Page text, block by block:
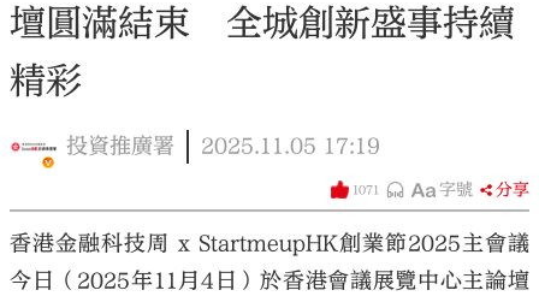
壇圓滿結束 全城創新盛事持續
精彩
投資推廣署 2025.11.05 17:19
1071 字號 分享
香港金融科技周 x StartmeupHK創業節2025主會議
今日（2025年11月4日）於香港會議展覽中心主論壇